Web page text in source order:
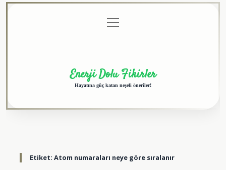
menüyü
aç
Enerji Dolu Fikirler
Hayatına güç katan neşeli öneriler!
Etiket: Atom numaraları neye göre sıralanır